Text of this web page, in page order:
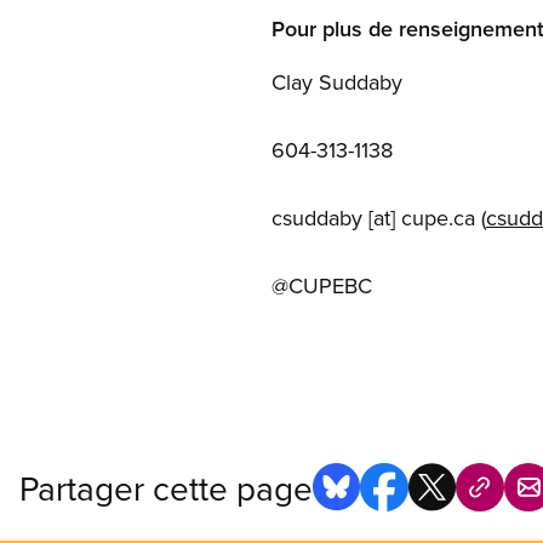
Pour plus de
Clay Suddaby
604-313-1138
csuddaby [at] cupe.ca (
@CUPEBC
Partager cette page